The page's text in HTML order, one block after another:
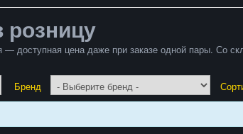
доступная цена даже при заказе одной пары. Со
Бренд